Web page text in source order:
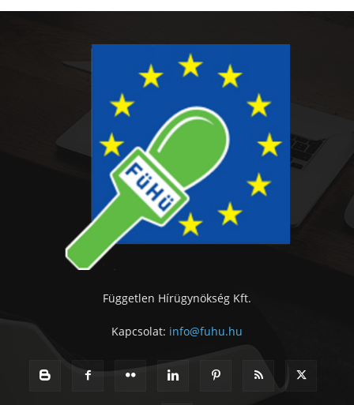
Független Hírügynökség Kft.
Kapcsolat: info@fuhu.hu